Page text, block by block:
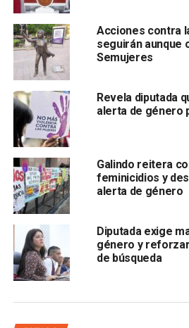
qué es lo que le toca a cada
“Queremos que cada instancia
toca hacer, sobre todo para saber
tener a las víctimas de un lado para
Julieta Méndez Salas insistió que
deben dar cuenta que“es
personal capacitado en los
quienes van a desarrollar las
les corresponden, pero
mujeres”.
También lee:
Acciones contra
seguirán aunque
Semujeres
Revela diputada
alerta de género
Galindo reitera
feminicidios y
alerta de género
Diputada exige
género y
de búsqueda